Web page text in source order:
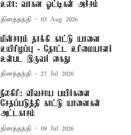
உலா: வாகன ஓட்டிகள் அச்சம்
தினத்தந்தி 03 Aug 2026
மின்சாரம் தாக்கி காட்டு யானை
உயிரிழப்பு - தோட்ட உரிமையாளர்
உள்பட இருவர் கைது
தினத்தந்தி 27 Jul 2026
நீலகிரி: விவசாய பயிர்களை
சேதப்படுத்தி காட்டு யானைகள்
அட்டகாசம்
தினத்தந்தி 09 Jul 2026